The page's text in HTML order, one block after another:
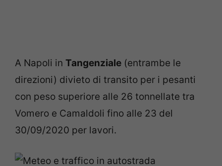
A Napoli in Tangenziale (entrambe le
direzioni) divieto di transito per i pesanti
con peso superiore alle 26 tonnellate tra
Vomero e Camaldoli fino alle 23 del
30/09/2020 per lavori.